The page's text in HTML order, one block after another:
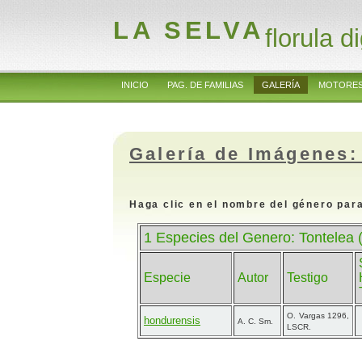
LA SELVAflorula
INICIO PAG. DE FAMILIAS GALERÍA
Galería de
Haga clic en el nombre del género
1 Especies del Genero: Tontelea
Especie Autor Testigo
hondurensis A. C. Sm.
O. Vargas 1296,
LSCR.